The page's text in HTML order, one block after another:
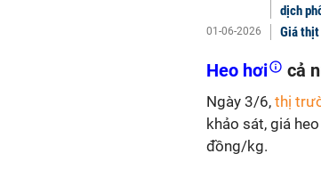
dịch
01-06-2026 Giá thịt
Heo hơi cả
Ngày 3/6, thị
khảo sát, giá
đồng/kg.